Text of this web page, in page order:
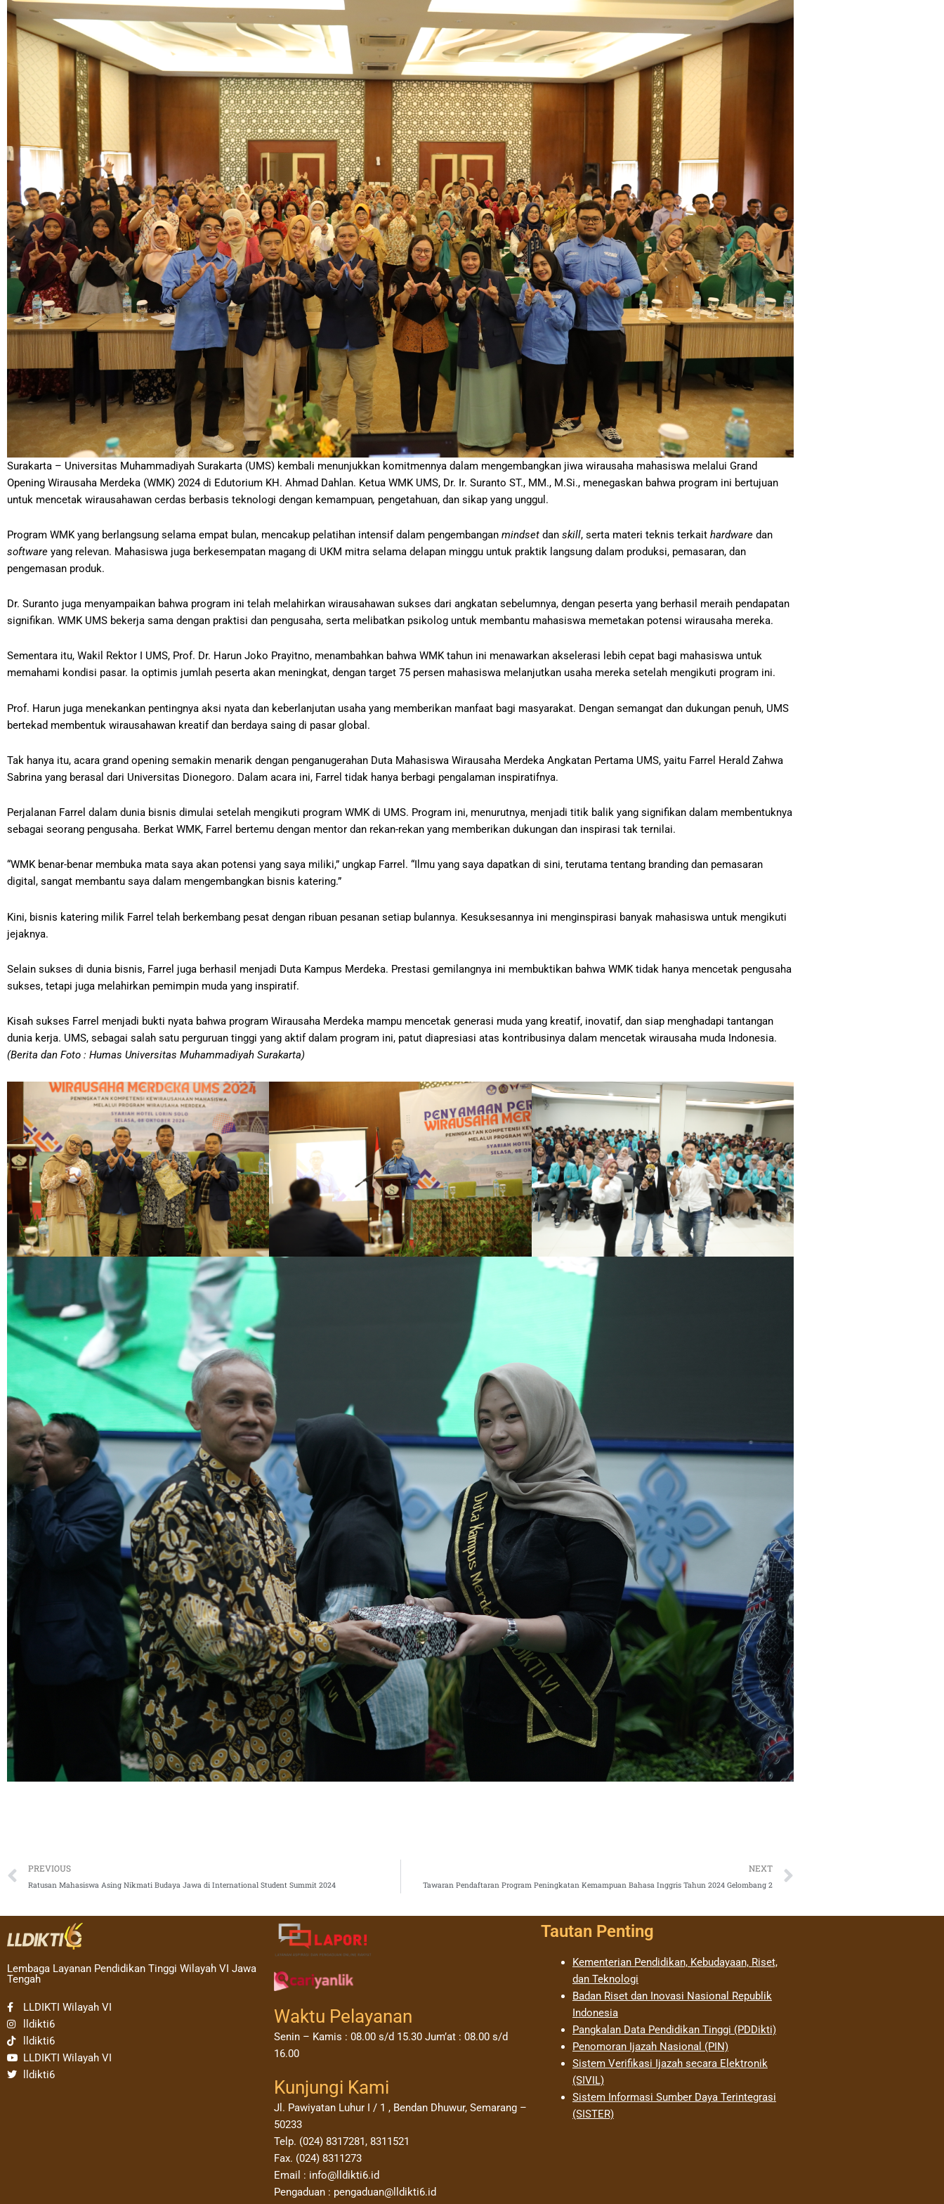
Surakarta – Universitas Muhammadiyah Surakarta (UMS) kembali menunjukkan komitmennya dalam mengembangkan jiwa wirausaha mahasiswa melalui Grand
Opening Wirausaha Merdeka (WMK) 2024 di Edutorium KH. Ahmad Dahlan. Ketua WMK UMS, Dr. Ir. Suranto ST., MM., M.Si., menegaskan bahwa program ini bertujuan
untuk mencetak wirausahawan cerdas berbasis teknologi dengan kemampuan, pengetahuan, dan sikap yang unggul.
Program WMK yang berlangsung selama empat bulan, mencakup pelatihan intensif dalam pengembangan mindset dan skill, serta materi teknis terkait hardware dan
software yang relevan. Mahasiswa juga berkesempatan magang di UKM mitra selama delapan minggu untuk praktik langsung dalam produksi, pemasaran, dan
pengemasan produk.
Dr. Suranto juga menyampaikan bahwa program ini telah melahirkan wirausahawan sukses dari angkatan sebelumnya, dengan peserta yang berhasil meraih pendapatan
signifikan. WMK UMS bekerja sama dengan praktisi dan pengusaha, serta melibatkan psikolog untuk membantu mahasiswa memetakan potensi wirausaha mereka.
Sementara itu, Wakil Rektor I UMS, Prof. Dr. Harun Joko Prayitno, menambahkan bahwa WMK tahun ini menawarkan akselerasi lebih cepat bagi mahasiswa untuk
memahami kondisi pasar. Ia optimis jumlah peserta akan meningkat, dengan target 75 persen mahasiswa melanjutkan usaha mereka setelah mengikuti program ini.
Prof. Harun juga menekankan pentingnya aksi nyata dan keberlanjutan usaha yang memberikan manfaat bagi masyarakat. Dengan semangat dan dukungan penuh, UMS
bertekad membentuk wirausahawan kreatif dan berdaya saing di pasar global.
Tak hanya itu, acara grand opening semakin menarik dengan penganugerahan Duta Mahasiswa Wirausaha Merdeka Angkatan Pertama UMS, yaitu Farrel Herald Zahwa
Sabrina yang berasal dari Universitas Dionegoro. Dalam acara ini, Farrel tidak hanya berbagi pengalaman inspiratifnya.
Perjalanan Farrel dalam dunia bisnis dimulai setelah mengikuti program WMK di UMS. Program ini, menurutnya, menjadi titik balik yang signifikan dalam membentuknya
sebagai seorang pengusaha. Berkat WMK, Farrel bertemu dengan mentor dan rekan-rekan yang memberikan dukungan dan inspirasi tak ternilai.
“WMK benar-benar membuka mata saya akan potensi yang saya miliki,” ungkap Farrel. “Ilmu yang saya dapatkan di sini, terutama tentang branding dan pemasaran
digital, sangat membantu saya dalam mengembangkan bisnis katering.”
Kini, bisnis katering milik Farrel telah berkembang pesat dengan ribuan pesanan setiap bulannya. Kesuksesannya ini menginspirasi banyak mahasiswa untuk mengikuti
jejaknya.
Selain sukses di dunia bisnis, Farrel juga berhasil menjadi Duta Kampus Merdeka. Prestasi gemilangnya ini membuktikan bahwa WMK tidak hanya mencetak pengusaha
sukses, tetapi juga melahirkan pemimpin muda yang inspiratif.
Kisah sukses Farrel menjadi bukti nyata bahwa program Wirausaha Merdeka mampu mencetak generasi muda yang kreatif, inovatif, dan siap menghadapi tantangan
dunia kerja. UMS, sebagai salah satu perguruan tinggi yang aktif dalam program ini, patut diapresiasi atas kontribusinya dalam mencetak wirausaha muda Indonesia.
(Berita dan Foto : Humas Universitas Muhammadiyah Surakarta)
Prev
PREVIOUS
Ratusan Mahasiswa Asing Nikmati Budaya Jawa di International Student Summit 2024
NEXT
Tawaran Pendaftaran Program Peningkatan Kemampuan Bahasa Inggris Tahun 2024 Gelombang 2
Lembaga Layanan Pendidikan Tinggi Wilayah VI Jawa
Tengah
LLDIKTI Wilayah VI
lldikti6
lldikti6
LLDIKTI Wilayah VI
lldikti6
Waktu Pelayanan
Senin – Kamis : 08.00 s/d 15.30 Jum’at : 08.00 s/d
16.00
Kunjungi Kami
Jl. Pawiyatan Luhur I / 1 , Bendan Dhuwur, Semarang –
50233
Telp. (024) 8317281, 8311521
Fax. (024) 8311273
Email : info@lldikti6.id
Pengaduan : pengaduan@lldikti6.id
Tautan Penting
Kementerian Pendidikan, Kebudayaan, Riset,
dan Teknologi
Badan Riset dan Inovasi Nasional Republik
Indonesia
Pangkalan Data Pendidikan Tinggi (PDDikti)
Penomoran Ijazah Nasional (PIN)
Sistem Verifikasi Ijazah secara Elektronik
(SIVIL)
Sistem Informasi Sumber Daya Terintegrasi
(SISTER)